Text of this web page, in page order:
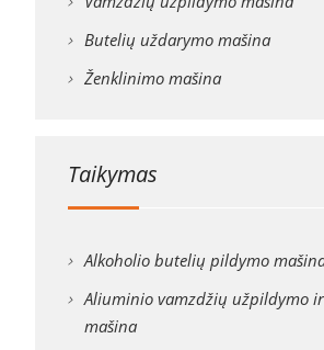
Butelių uždarymo mašina
Ženklinimo mašina
Taikymas
Alkoholio butelių pildymo
Aliuminio vamzdžių užpildymo
mašina